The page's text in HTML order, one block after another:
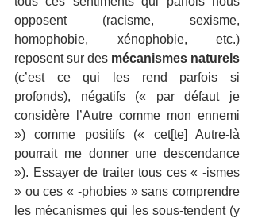
opposent (racisme, sexisme,
homophobie, xénophobie, etc.)
reposent sur des
(c’est ce qui les rend parfois si
profonds), négatifs (« par défaut je
considère l’Autre comme mon ennemi
») comme positifs (« cet[te] Autre-là
pourrait me donner une descendance
»). Essayer de traiter tous ces « -ismes
» ou ces « -phobies » sans comprendre
les mécanismes qui les sous-tendent (y